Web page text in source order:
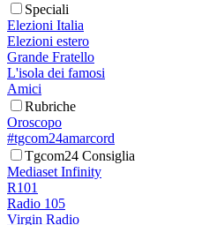
Speciali
Elezioni Italia
Elezioni estero
Grande Fratello
L'isola dei famosi
Amici
Rubriche
Oroscopo
#tgcom24amarcord
Tgcom24 Consiglia
Mediaset Infinity
R101
Radio 105
Virgin Radio